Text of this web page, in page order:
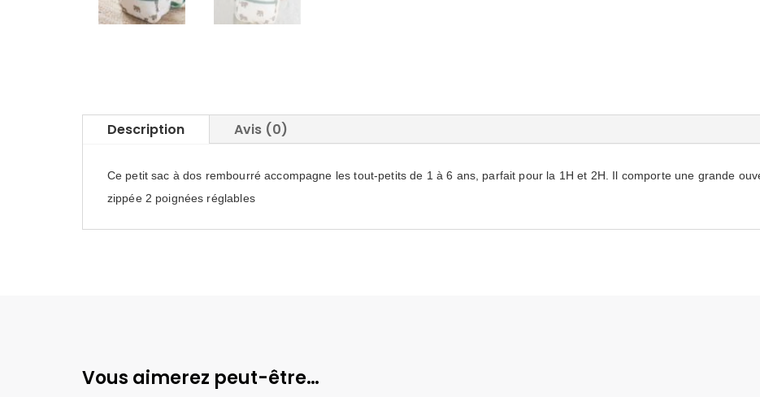
Description Avis (0)
Ce petit sac à dos rembourré accompagne les tout-petits de 1 à 6 ans, parfait pour la 1H et 2H. Il comporte une grande
zippée 2 poignées réglables
Vous aimerez peut-être…